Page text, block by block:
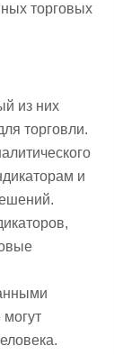
торговых
из них
торговли.
и